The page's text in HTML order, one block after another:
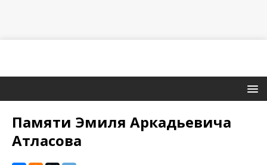
Памяти Эмиля Аркадьевича
Атласова